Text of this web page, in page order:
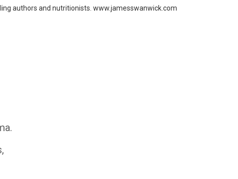
authors and nutritionists. www.jamesswanwick.com